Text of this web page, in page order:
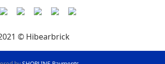
© Hibearbrick